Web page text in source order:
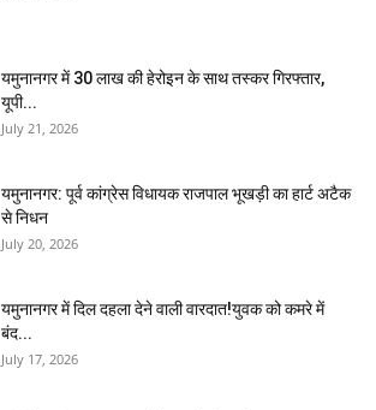
यमुनानगर में 30 लाख की हेरोइन के साथ तस्कर गिरफ्तार,
यूपी...
July 21, 2026
यमुनानगर: पूर्व कांग्रेस विधायक राजपाल भूखड़ी का हार्ट अटैक
से निधन
July 20, 2026
यमुनानगर में दिल दहला देने वाली वारदात!युवक को कमरे में
बंद...
July 17, 2026